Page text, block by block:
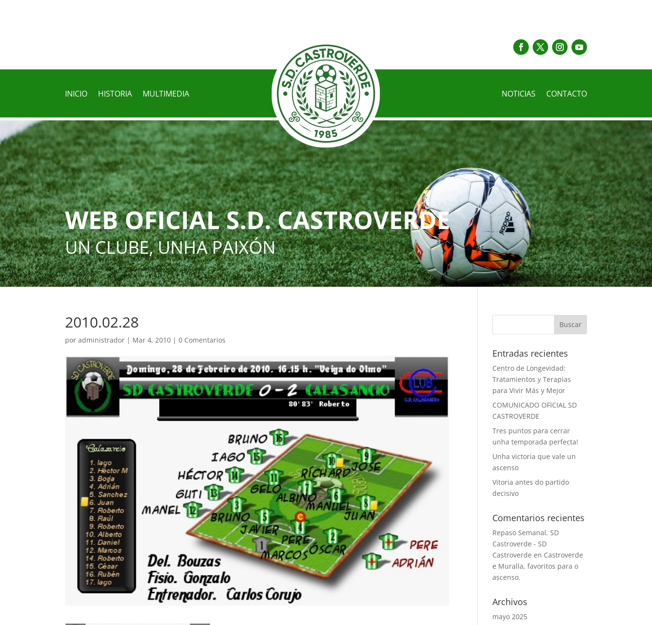
INICIO HISTORIA MULTIMEDIA NOTICIAS CONTACTO
WEB OFICIAL S.D. CASTROVERDE
UN CLUBE, UNHA PAIXÓN
2010.02.28
poradministrador | Mar 4, 2010 |0 Comentarios
Entradas recientes
Centro de Longevidad:
Tratamientos y Terapias
para Vivir Más y Mejor
COMUNICADO OFICIAL SD
CASTROVERDE
Tres puntos para cerrar
unha temporada perfecta!
Unha victoria que vale un
ascenso
Vitoria antes do partido
decisivo
Comentarios recientes
Repaso Semanal, SD
Castroverde - SD
Castroverde en Castroverde
e Muralla, favoritos para o
ascenso.
Archivos
mayo 2025